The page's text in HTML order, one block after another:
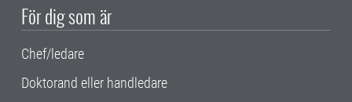
För dig som är
Chef/ledare
Doktorand eller handledare